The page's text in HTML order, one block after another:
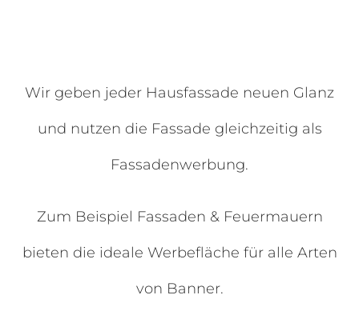
Wir geben jeder Hausfassade neuen Glanz
und nutzen die Fassade gleichzeitig als
Fassadenwerbung.
Zum Beispiel Fassaden & Feuermauern
bieten die ideale Werbefläche für alle Arten
von Banner.